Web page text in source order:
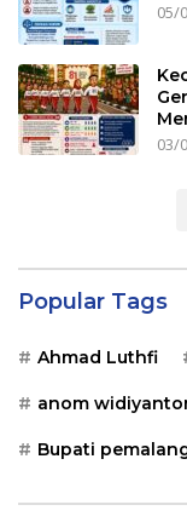
05/
03/
Popular Tags
Ahmad Luthfi
anom
Bupati